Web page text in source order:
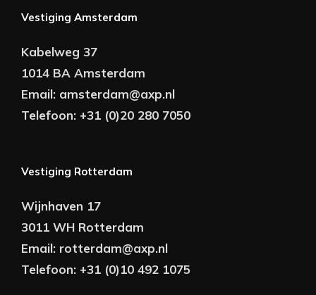
Vestiging Amsterdam
Kabelweg 37
1014 BA Amsterdam
Email: amsterdam@axp.nl
Telefoon: +31 (0)20 280 7050
Vestiging Rotterdam
Wijnhaven 17
3011 WH Rotterdam
Email: rotterdam@axp.nl
Telefoon: +31 (0)10 492 1075